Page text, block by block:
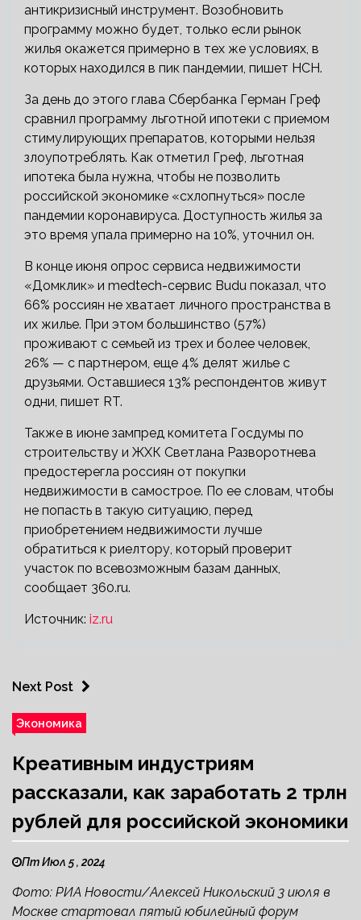
антикризисный инструмент. Возобновить
программу можно будет, только если рынок
жилья окажется примерно в тех же условиях, в
которых находился в пик пандемии, пишет НСН.
За день до этого глава Сбербанка Герман Греф
сравнил программу льготной ипотеки с приемом
стимулирующих препаратов, которыми нельзя
злоупотреблять. Как отметил Греф, льготная
ипотека была нужна, чтобы не позволить
российской экономике «схлопнуться» после
пандемии коронавируса. Доступность жилья за
это время упала примерно на 10%, уточнил он.
В конце июня опрос сервиса недвижимости
«Домклик» и medtech-сервис Budu показал, что
66% россиян не хватает личного пространства в
их жилье. При этом большинство (57%)
проживают с семьей из трех и более человек,
26% — с партнером, еще 4% делят жилье с
друзьями. Оставшиеся 13% респондентов живут
одни, пишет RT.
Также в июне зампред комитета Госдумы по
строительству и ЖХК Светлана Разворотнева
предостерегла россиян от покупки
недвижимости в самострое. По ее словам, чтобы
не попасть в такую ситуацию, перед
приобретением недвижимости лучше
обратиться к риелтору, который проверит
участок по всевозможным базам данных,
сообщает 360.ru.
Источник: iz.ru
Next Post
Экономика
Креативным индустриям
рассказали, как заработать 2 трлн
рублей для российской экономики
Пт Июл 5 , 2024
Фото: РИА Новости/Алексей Никольский 3 июля в
Москве стартовал пятый юбилейный форум